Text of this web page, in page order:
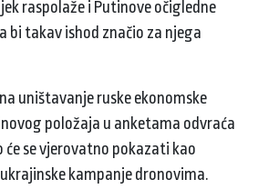
raspolaže i Putinove očigledne
bi takav ishod značio za njega
uništavanje ruske ekonomske
položaja u anketama odvraća
će se vjerovatno pokazati kao
kampanje dronovima.